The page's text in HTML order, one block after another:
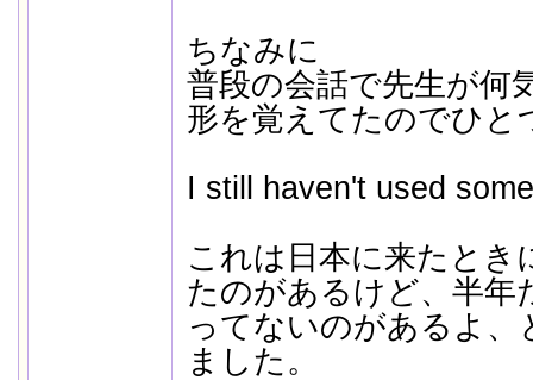
ちなみに
普段の会話で先生が何
形を覚えてたのでひと
I still haven't used
これは日本に来たとき
たのがあるけど、半年
ってないのがあるよ、
ました。